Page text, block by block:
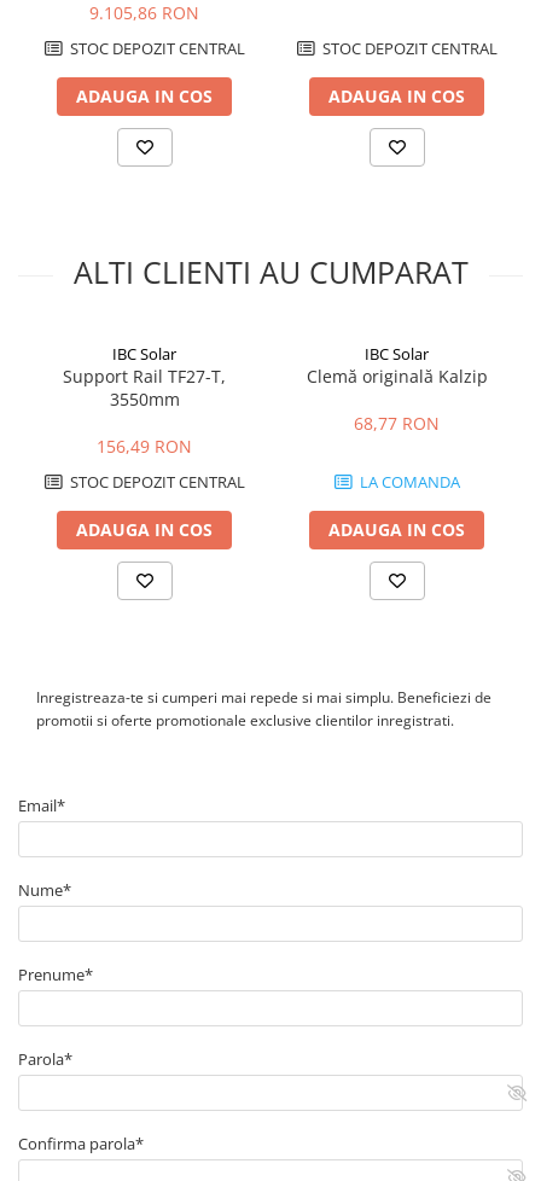
perforarea invelitorii metalice compatibile.
Este destinata fixarii sinelor de montaj SolidRail, ca parte a unei
structuri pentru panouri fotovoltaice.
Din ce material este realizata clema?
Clema este realizata din aluminiu EN AW-6063 T66.
Ce trebuie verificat inainte de montaj?
Trebuie verificata compatibilitatea exacta cu forma faltului si
9.105,86 RON
STOC DEPOZIT CENTRAL
ADAUGA IN COS
STOC DEPOZIT CENTRAL
ADAUGA IN COS
ALTI CLIENTI AU CUMPARAT
IBC Solar
Support Rail TF27-T,
3550mm
156,49 RON
STOC DEPOZIT CENTRAL
ADAUGA IN COS
IBC Solar
Clemă originală Kalzip
68,77 RON
LA COMANDA
ADAUGA IN COS
Inregistreaza-te si cumperi mai repede si mai simplu. Beneficiezi de
promotii si oferte promotionale exclusive clientilor inregistrati.
Email*
Nume*
Prenume*
Parola*
Confirma parola*